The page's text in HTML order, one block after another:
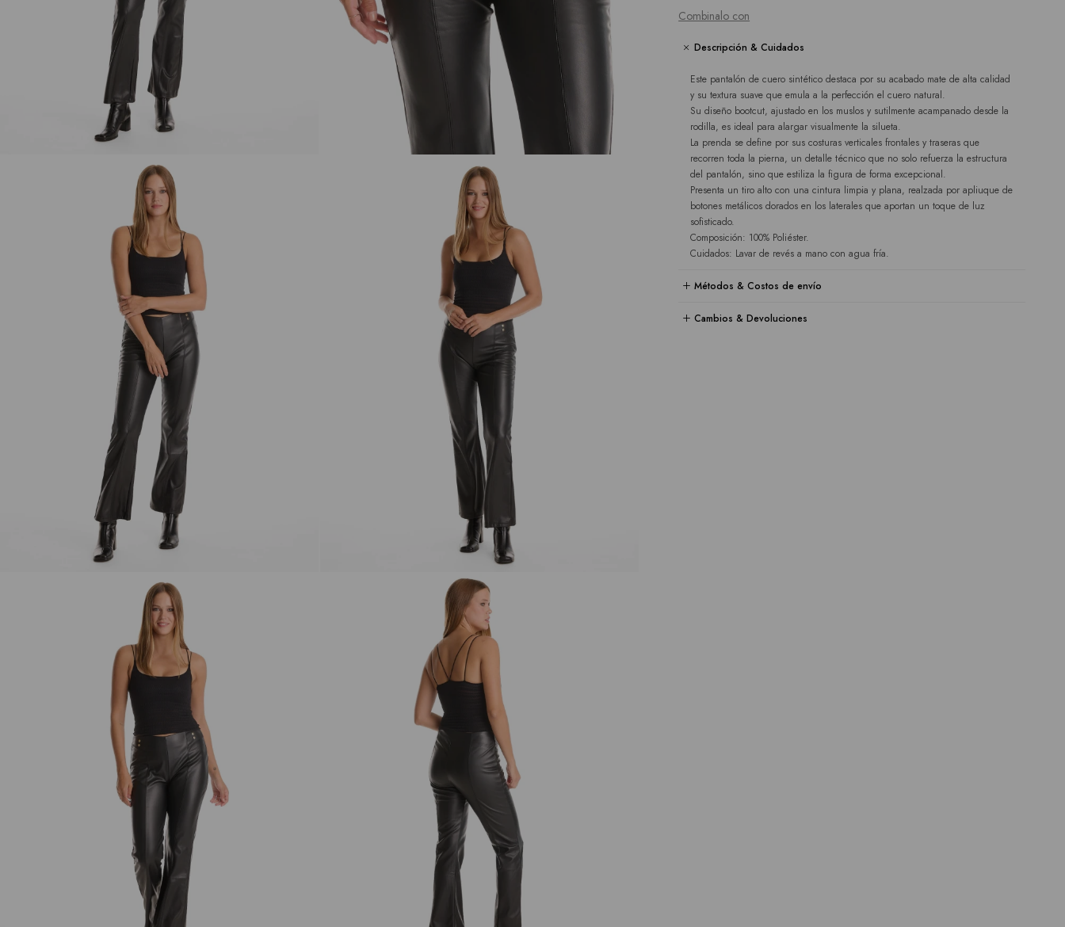
Combinalo con
Descripción & Cuidados
Este pantalón de cuero sintético destaca por su acabado mate de alta calidad
y su textura suave que emula a la perfección el cuero natural.
Su diseño bootcut, ajustado en los muslos y sutilmente acampanado desde la
rodilla, es ideal para alargar visualmente la silueta.
La prenda se define por sus costuras verticales frontales y traseras que
recorren toda la pierna, un detalle técnico que no solo refuerza la estructura
del pantalón, sino que estiliza la figura de forma excepcional.
Presenta un tiro alto con una cintura limpia y plana, realzada por apliuque de
botones metálicos dorados en los laterales que aportan un toque de luz
sofisticado.
Composición: 100% Poliéster.
Cuidados: Lavar de revés a mano con agua fría.
Métodos & Costos de envío
Cambios & Devoluciones